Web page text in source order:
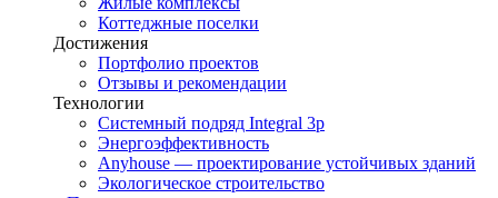
Коттеджные поселки
Достижения
Портфолио проектов
Отзывы и рекомендации
Технологии
Системный подряд Integral 3p
Энергоэффективность
Anyhouse — проектирование устойчивых зданий
Экологическое строительство